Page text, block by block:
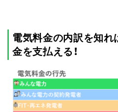
電気料金の内訳を知
金を支払える！